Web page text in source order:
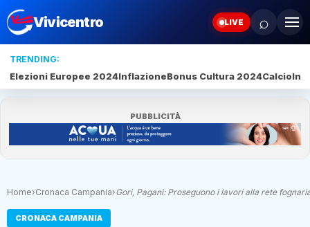
Vivicentro LIVE ⌕
TRENDING:
Elezioni Europee 2024InflazioneBonus Cultura 2024Calcio
PUBBLICITÀ
Home›Cronaca Campania›Gori, Pagani: Proseguono i lavori alla rete
CRONACA CAMPANIA